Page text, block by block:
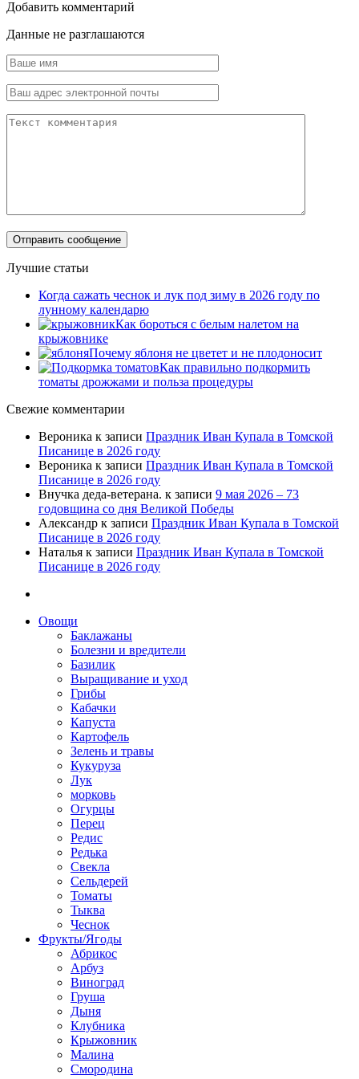
Добавить комментарий
Данные не разглашаются
Лучшие статьи
Когда сажать чеснок и лук под зиму в 2026 году по
лунному календарю
Как бороться с белым налетом на
крыжовнике
Почему яблоня не цветет и не плодоносит
Как правильно подкормить
томаты дрожжами и польза процедуры
Свежие комментарии
Вероника к записи Праздник Иван Купала в Томской
Писанице в 2026 году
Вероника к записи Праздник Иван Купала в Томской
Писанице в 2026 году
Внучка деда-ветерана. к записи 9 мая 2026 – 73
годовщина со дня Великой Победы
Александр к записи Праздник Иван Купала в Томской
Писанице в 2026 году
Наталья к записи Праздник Иван Купала в Томской
Писанице в 2026 году
Овощи
Баклажаны
Болезни и вредители
Базилик
Выращивание и уход
Грибы
Кабачки
Капуста
Картофель
Зелень и травы
Кукуруза
Лук
морковь
Огурцы
Перец
Редис
Редька
Свекла
Сельдерей
Томаты
Тыква
Чеснок
Фрукты/Ягоды
Абрикос
Арбуз
Виноград
Груша
Дыня
Клубника
Крыжовник
Малина
Смородина